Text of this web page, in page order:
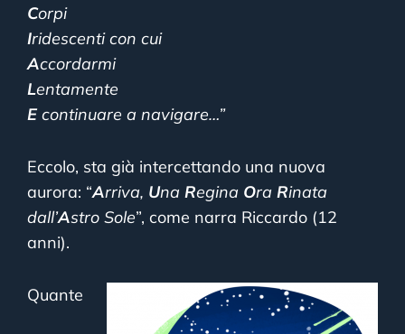
Corpi
Iridescenti con cui
Accordarmi
Lentamente
Econtinuare a navigare…”
Eccolo, sta già intercettando una nuova
aurora: “Arriva, Una Regina Ora Rinata
dall’Astro Sole”, come narra Riccardo (12
anni).
Quante